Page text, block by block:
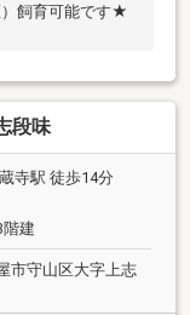
飼育可能です★
段味
寺駅 徒歩14分
建
市守山区大字上志